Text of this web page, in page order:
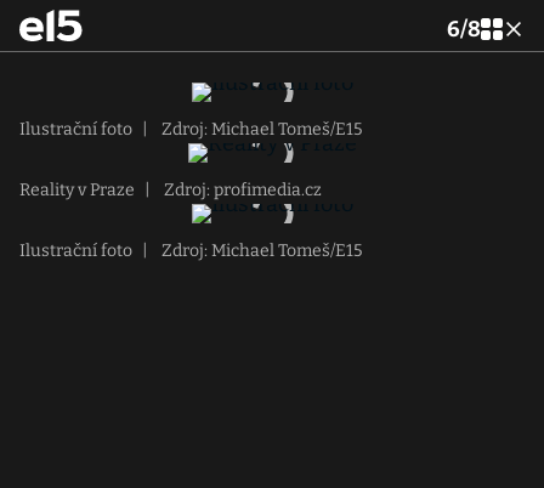
6/8
Ilustrační foto Zdroj: Michael Tomeš/E15
Reality v Praze Zdroj: profimedia.cz
Ilustrační foto Zdroj: Michael Tomeš/E15